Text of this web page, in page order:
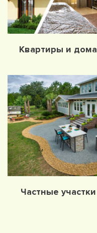
Квартиры и дома
Частные участки